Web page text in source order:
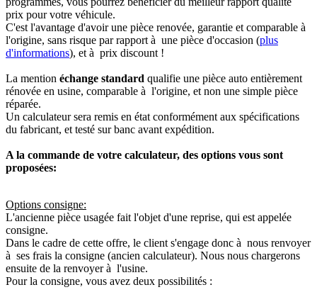
prix pour votre véhicule.
C'est l'avantage d'avoir une pièce renovée, garantie et comparable à
l'origine, sans risque par rapport à une pièce d'occasion (plus
d'informations), et à prix discount !
La mention échange standard qualifie une pièce auto entièrement
rénovée en usine, comparable à l'origine, et non une simple pièce
réparée.
Un calculateur sera remis en état conformément aux spécifications
du fabricant, et testé sur banc avant expédition.
A la commande de votre calculateur, des options vous sont
proposées:
Options consigne:
L'ancienne pièce usagée fait l'objet d'une reprise, qui est appelée
consigne.
Dans le cadre de cette offre, le client s'engage donc à nous renvoyer
à ses frais la consigne (ancien calculateur). Nous nous chargerons
ensuite de la renvoyer à l'usine.
Pour la consigne, vous avez deux possibilités :